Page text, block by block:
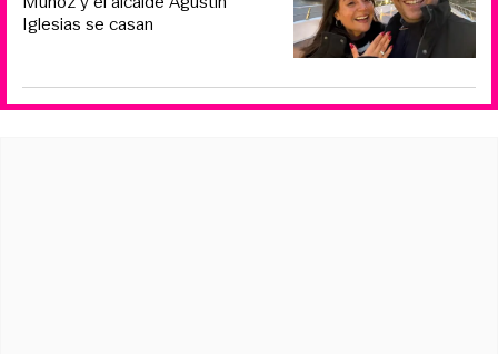
Iglesias se casan